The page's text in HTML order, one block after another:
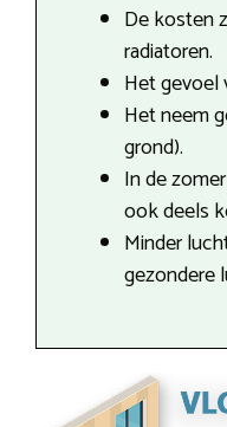
De kosten
radiatoren.
Het gevoel
Het neem
grond).
In de
ook deels
Minder
gezondere